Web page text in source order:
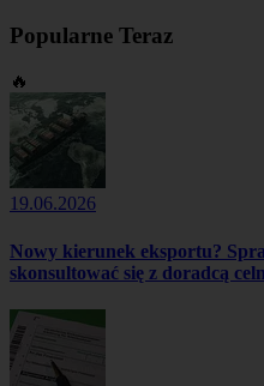
Popularne Teraz
🔥
19.06.2026
Nowy kierunek eksportu?
skonsultować się z doradcą